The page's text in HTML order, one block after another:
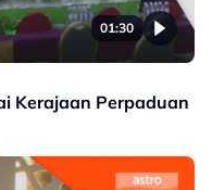
01:30
Kerajaan Perpaduan